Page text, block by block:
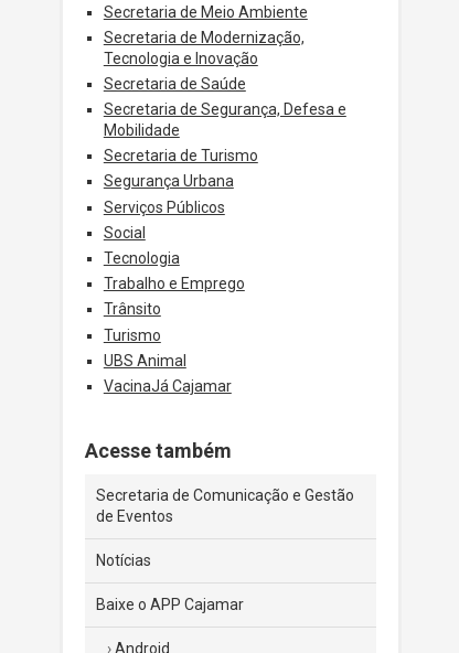
Secretaria de Meio Ambiente
Secretaria de Modernização,
Tecnologia e Inovação
Secretaria de Saúde
Secretaria de Segurança, Defesa e
Mobilidade
Secretaria de Turismo
Segurança Urbana
Serviços Públicos
Social
Tecnologia
Trabalho e Emprego
Trânsito
Turismo
UBS Animal
VacinaJá Cajamar
Acesse também
Secretaria de Comunicação e Gestão
de Eventos
Notícias
Baixe o APP Cajamar
Android